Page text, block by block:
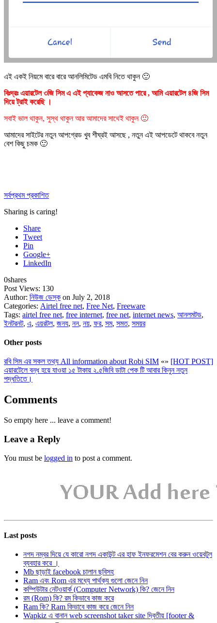
এই একই নিয়মে বারে বারে আনলিমিটেড এমবি নিতে থাকুন 🙂
বিঃদ্রঃ এয়ারটেল ৩জি সিম এ এই প্যাকেজ নাও আসতে পারে , আমি এয়ারটেল ৪জি সিম
দিয়ে ট্রাই করেছি ।
সবাই ভাল থাকুন, সুস্থ থাকুন আর আমাদের সাথেই থাকুন 🙂
আমাদের সাইটের নতুন আপগ্রেড খুব শীঘ্রই আসছে , নতুন এই আপডেটে থাকবে নতুন
বেশ কিছু চমক 🙂
সর্বপ্রথম প্রকাশিত
Sharing is caring!
Share
Tweet
Pin
Google+
LinkedIn
0shares
Post Views: 130
Author: নিউজ ডেস্ক on July 2, 2018
Categories: Airtel free net, Free Net, Freeware
Tags: airtel free net, free internet, free net, internet news, আনলমটড,
ইনটরনট, এ, এয়রটল, জনয, নন, নয়, ফর, সম, সমত, সময়র
Other posts
রবি সিম এর সকল তথ্য All information about Robi SIM «» [HOT POST]
এয়ারটেলে বন্ধ হয়ে যাওয়া ১৫ টাকায় ২.৫জিবি ডাটা পেক টি আবার কিনুন নতুন
পদ্ধতিতে।
Comments
So empty here ... leave a comment!
Leave a Reply
You must be logged in to post a comment.
Last posts
নগদ নম্বর দিয়ে যে কারো নগদ একাউন্ট এর হাফ ইনফরমেশন বের করুন ওয়েবটুল
ব্যবহার করে ।
Mb ছাড়াই facebook চালান ছবিসহ
Ram এবং Rom এর মধ্যে পার্থক্য গুলো জেনে নিন
কম্পিউটার নেটওয়ার্ক (Computer Network) কি? জেনে নিন
রম (Rom) কি? রম কিভাবে কাজ করে
Ram কি? Ram কিভাবে কাজ করে জেনে নিন
Wapkiz এ বানান web screenshot taker site দ্বিতীয় [footer &